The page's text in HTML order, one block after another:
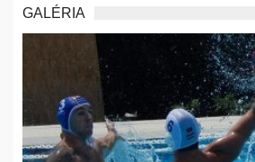
GALÉRIA